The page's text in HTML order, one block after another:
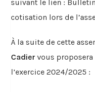
suivant le lien :
cotisation lors de
À la suite de cette
Cadier vous
l’exercice 2024/2025 :